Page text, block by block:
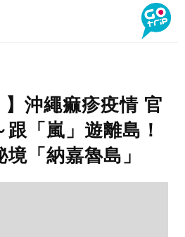
】沖繩痲疹疫情 官
「嵐」遊離島！
「納嘉魯島」